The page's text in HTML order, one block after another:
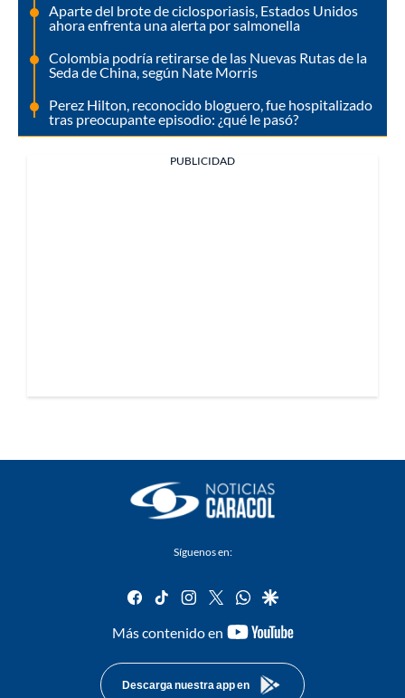
Aparte del brote de ciclosporiasis, Estados Unidos
ahora enfrenta una alerta por salmonella
Colombia podría retirarse de las Nuevas Rutas de la
Seda de China, según Nate Morris
Perez Hilton, reconocido bloguero, fue hospitalizado
tras preocupante episodio: ¿qué le pasó?
PUBLICIDAD
Síguenos en:
facebook
tiktok instagram
twitterwhatsapp
google
Más contenido en
youtube-
Descarga nuestra app en